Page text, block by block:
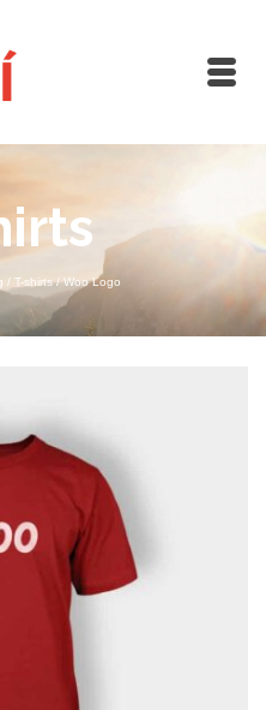
/ T-shirts / Woo Logo